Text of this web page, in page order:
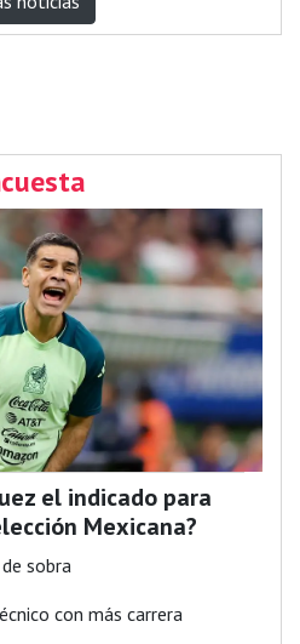
el indicado para
Mexicana?
sobra
con más carrera